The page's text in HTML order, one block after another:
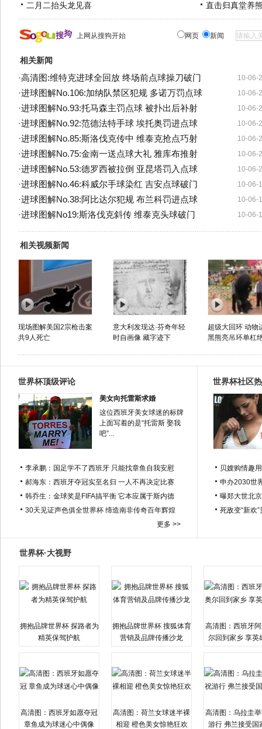
二月二抬头龙见喜 直击归真堂养
上网从搜狗开始 网页 新闻
相关新闻
10-06-
·高清图:维特克进球全回放 终场前点球操刀破门
10-06-
·进球图解No.106:加纳队禁区犯规 多诺万罚点球
10-06-
·进球图解No.93:托马森主罚点球 被扑出后补射
10-06-
·进球图解No.92:范德法特手球 埃托奥罚进点球
10-06-
·进球图解No.85:斯洛伐克传中 维泰克抢点巧射
10-06-
·进球图解No.75:金南一送点球大礼 雅库布推射
10-06-
·进球图解No.53:德罗西被拉倒 亚昆塔罚入点球
10-06-
·进球图解No.46:科威尔手球染红 吉安点球破门
10-06-
·进球图解No.38:阿比达尔犯规 布兰科罚进点球
10-06-
·进球图解No19:斯洛伐克斜传 维泰克头球破门
相关视频新闻
现场图解美国2宗枪击案
共9人死亡
意大利发现达·芬奇年轻
时自画像 藏字迹下
超级大回环 动物
黑熊亮吊环单杠
世界杯顶级评论
美女向托雷斯求婚
这位西班牙美女球迷的标牌
上面写着的是“托雷斯 娶我
吧”...
李承鹏：国足学不了西班牙 只能找章鱼自我安慰
郝海东：西班牙夺冠实至名归 一人不再决定比赛
韩乔生：金球奖是FIFA搞平衡 它本应属于斯内德
30天见证声色俱全世界杯 缔造南非传奇百年辉煌
更多 >>
世界杯社区
贝嫂购情趣
申办2030世
曝郑大世北
死敌变“新欢
世界杯·大视野
拥抱品牌世界杯 探路者为
精英保驾护航
拥抱品牌世界杯 搜狐体育
营销及品牌传播沙龙
高清图：西班牙
尔回到家乡 享英
高清图：西班牙如愿夺冠
章鱼成为球迷心中偶像
高清图：荷兰女球迷半裸
相迎 橙色美女惊艳狂欢
高清图：乌拉圭
游行 弗兰接受国